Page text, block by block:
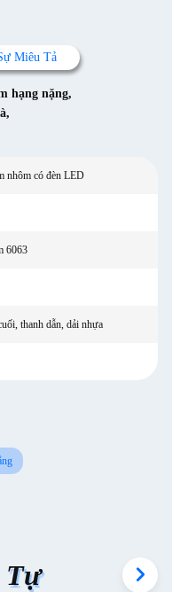
Miêu Tả
hạng nặng,
,
nhôm có đèn LED
6063
thanh dẫn, dải nhựa
Tự